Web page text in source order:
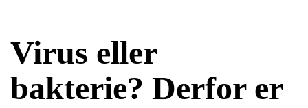
Virus eller
bakterie? Derfor er